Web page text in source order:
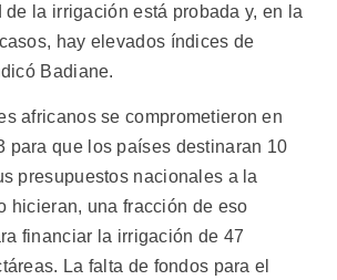
de la irrigación está probada y, en la
hay elevados índices de
Badiane.
africanos se comprometieron en
para que los países destinaran 10
presupuestos nacionales a la
hicieran, una fracción de eso
financiar la irrigación de 47
La falta de fondos para el